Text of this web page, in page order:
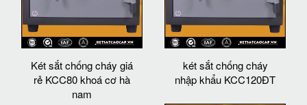
Két sắt chống cháy giá
rẻ KCC80 khoá cơ hà
nam
két sắt chống cháy
nhập khẩu KCC120ĐT